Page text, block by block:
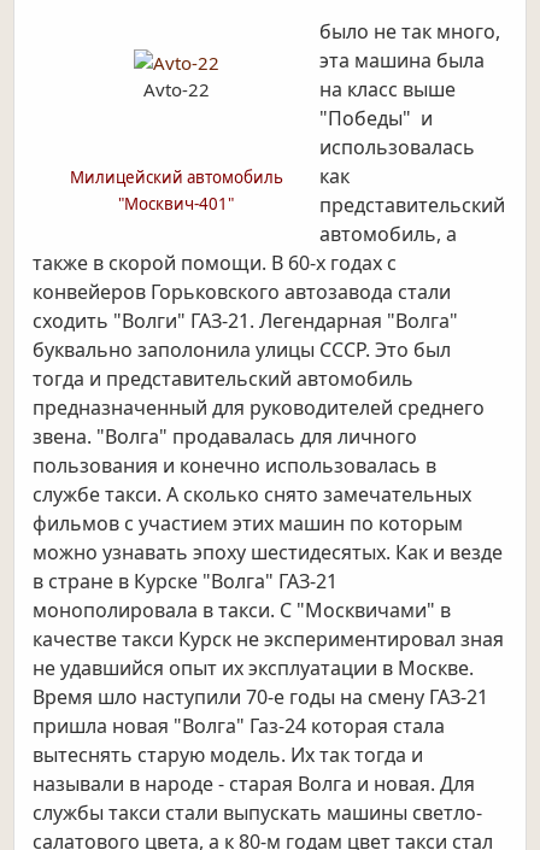
Avto-22
Милицейский автомобиль
"Москвич-401"
было не так много,
эта машина была
на класс выше
"Победы" и
использовалась
как
представительский
автомобиль, а
также в скорой помощи. В 60-х годах с
конвейеров Горьковского автозавода стали
сходить "Волги" ГАЗ-21. Легендарная "Волга"
буквально заполонила улицы СССР. Это был
тогда и представительский автомобиль
предназначенный для руководителей среднего
звена. "Волга" продавалась для личного
пользования и конечно использовалась в
службе такси. А сколько снято замечательных
фильмов с участием этих машин по которым
можно узнавать эпоху шестидесятых. Как и везде
в стране в Курске "Волга" ГАЗ-21
монополировала в такси. С "Москвичами" в
качестве такси Курск не экспериментировал зная
не удавшийся опыт их эксплуатации в Москве.
Время шло наступили 70-е годы на смену ГАЗ-21
пришла новая "Волга" Газ-24 которая стала
вытеснять старую модель. Их так тогда и
называли в народе - старая Волга и новая. Для
службы такси стали выпускать машины светло-
салатового цвета, а к 80-м годам цвет такси стал